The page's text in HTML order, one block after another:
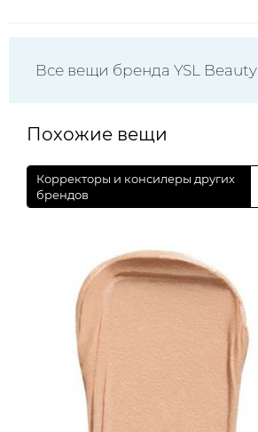
Все вещи бренда YSL Beauty
Похожие вещи
Корректоры и консилеры других
брендов